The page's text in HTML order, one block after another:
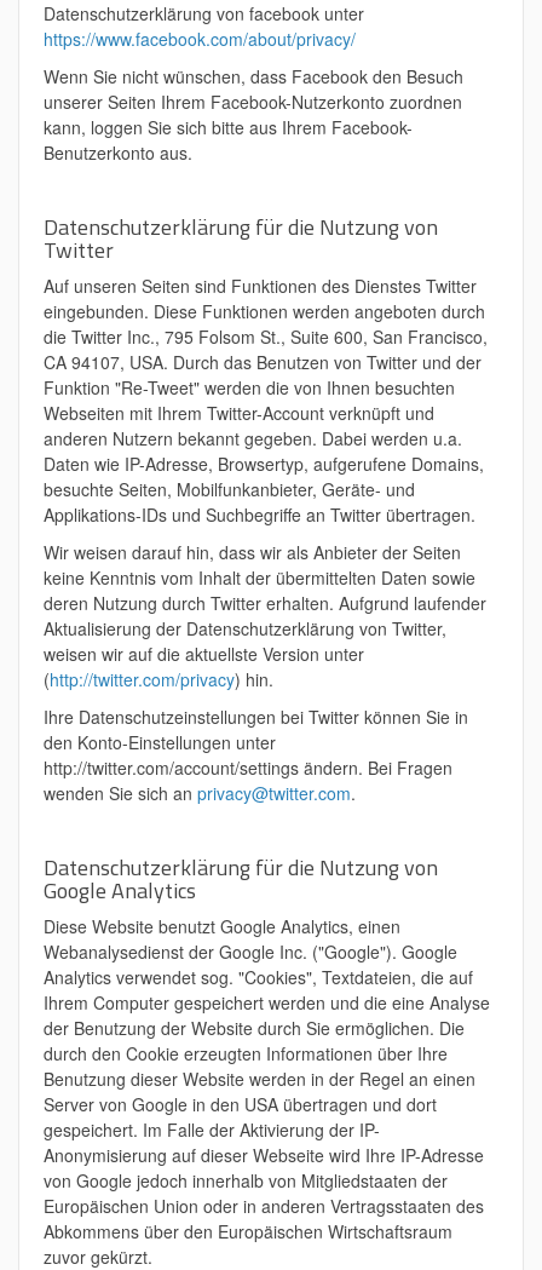
Datenschutzerklärung von facebook unter
https://www.facebook.com/about/privacy/
Wenn Sie nicht wünschen, dass Facebook den Besuch
unserer Seiten Ihrem Facebook-Nutzerkonto zuordnen
kann, loggen Sie sich bitte aus Ihrem Facebook-
Benutzerkonto aus.
Datenschutzerklärung für die Nutzung von
Twitter
Auf unseren Seiten sind Funktionen des Dienstes Twitter
eingebunden. Diese Funktionen werden angeboten durch
die Twitter Inc., 795 Folsom St., Suite 600, San Francisco,
CA 94107, USA. Durch das Benutzen von Twitter und der
Funktion "Re-Tweet" werden die von Ihnen besuchten
Webseiten mit Ihrem Twitter-Account verknüpft und
anderen Nutzern bekannt gegeben. Dabei werden u.a.
Daten wie IP-Adresse, Browsertyp, aufgerufene Domains,
besuchte Seiten, Mobilfunkanbieter, Geräte- und
Applikations-IDs und Suchbegriffe an Twitter übertragen.
Wir weisen darauf hin, dass wir als Anbieter der Seiten
keine Kenntnis vom Inhalt der übermittelten Daten sowie
deren Nutzung durch Twitter erhalten. Aufgrund laufender
Aktualisierung der Datenschutzerklärung von Twitter,
weisen wir auf die aktuellste Version unter
(http://twitter.com/privacy) hin.
Ihre Datenschutzeinstellungen bei Twitter können Sie in
den Konto-Einstellungen unter
http://twitter.com/account/settings ändern. Bei Fragen
wenden Sie sich an privacy@twitter.com.
Datenschutzerklärung für die Nutzung von
Google Analytics
Diese Website benutzt Google Analytics, einen
Webanalysedienst der Google Inc. ("Google"). Google
Analytics verwendet sog. "Cookies", Textdateien, die auf
Ihrem Computer gespeichert werden und die eine Analyse
der Benutzung der Website durch Sie ermöglichen. Die
durch den Cookie erzeugten Informationen über Ihre
Benutzung dieser Website werden in der Regel an einen
Server von Google in den USA übertragen und dort
gespeichert. Im Falle der Aktivierung der IP-
Anonymisierung auf dieser Webseite wird Ihre IP-Adresse
von Google jedoch innerhalb von Mitgliedstaaten der
Europäischen Union oder in anderen Vertragsstaaten des
Abkommens über den Europäischen Wirtschaftsraum
zuvor gekürzt.